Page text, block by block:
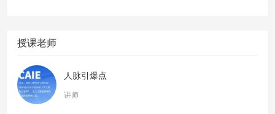
授课老师
人脉引爆点
讲师